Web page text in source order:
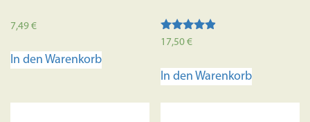
7,49€
In den Warenkorb
Bewertet
von 5
17,50€
In den Warenkorb